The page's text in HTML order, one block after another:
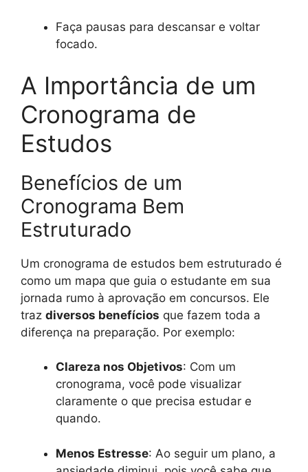
Faça pausas para descansar e voltar
focado.
A Importância de um
Cronograma de
Estudos
Benefícios de um
Cronograma Bem
Estruturado
Um cronograma de estudos bem estruturado é
como um mapa que guia o estudante em sua
jornada rumo à aprovação em concursos. Ele
traz diversos benefícios que fazem toda a
diferença na preparação. Por exemplo:
Clareza nos Objetivos: Com um
cronograma, você pode visualizar
claramente o que precisa estudar e
quando.
Menos Estresse: Ao seguir um plano, a